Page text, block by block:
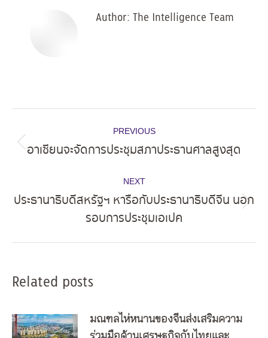
Author: The Intelligence Team
navigation
PREVIOUS
Previous
อาเซียนจะจัดการประชุมสภาประธานศาลสูงสุด
NEXT
post:
ประธานาธิบดีสหรัฐฯ หารือกับประธานาธิบดีจีน นอก
รอบการประชุมเอเปค
Related posts
มณฑลไห่หนานของจีนส่งเสริมความ